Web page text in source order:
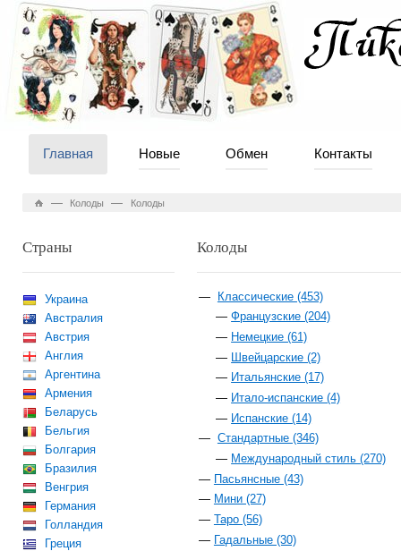
Главная Новые Обмен Контакты
— Колоды — Колоды
Страны
Украина
Австралия
Австрия
Англия
Аргентина
Армения
Беларусь
Бельгия
Болгария
Бразилия
Венгрия
Германия
Голландия
Греция
Колоды
Классические (453)
Французские (204)
Немецкие (61)
Швейцарские (2)
Итальянские (17)
Итало-испанские (4)
Испанские (14)
Стандартные (346)
Международный стиль (270)
Пасьянсные (43)
Мини (27)
Таро (56)
Гадальные (30)